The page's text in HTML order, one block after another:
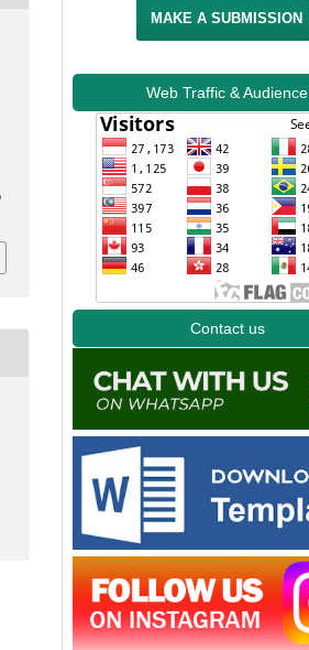
MAKE A SUBMISSION
Web Traffic & Audience
Contact us